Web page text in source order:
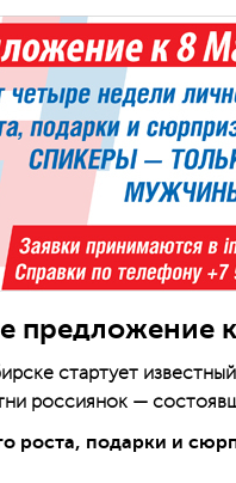
предложение
стартует
россиянок —
роста, подарки и